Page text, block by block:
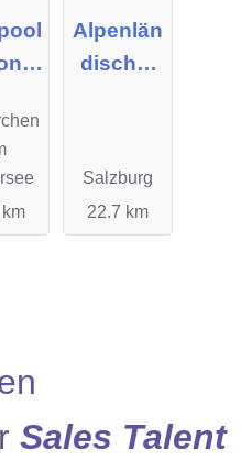
Alpenlän
discher
Salzburg
22.7 km
Sales Talent